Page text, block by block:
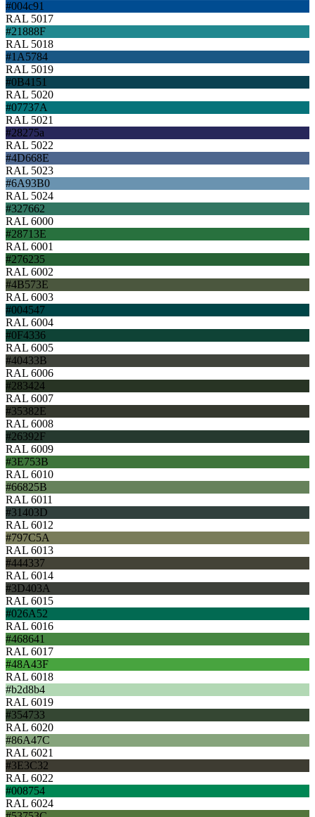
#004c91
RAL 5017
#21888F
RAL 5018
#1A5784
RAL 5019
#0B4151
RAL 5020
#07737A
RAL 5021
#28275a
RAL 5022
#4D668E
RAL 5023
#6A93B0
RAL 5024
#327662
RAL 6000
#28713E
RAL 6001
#276235
RAL 6002
#4B573E
RAL 6003
#004547
RAL 6004
#0F4336
RAL 6005
#40433B
RAL 6006
#283424
RAL 6007
#35382E
RAL 6008
#26392F
RAL 6009
#3E753B
RAL 6010
#66825B
RAL 6011
#31403D
RAL 6012
#797C5A
RAL 6013
#444337
RAL 6014
#3D403A
RAL 6015
#026A52
RAL 6016
#468641
RAL 6017
#48A43F
RAL 6018
#b2d8b4
RAL 6019
#354733
RAL 6020
#86A47C
RAL 6021
#3E3C32
RAL 6022
#008754
RAL 6024